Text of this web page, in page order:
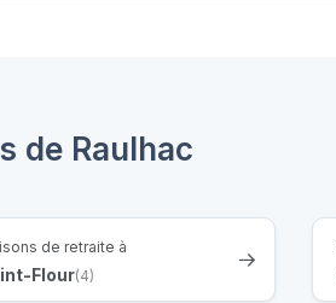
de Raulhac
de retraite à
Flour(4)